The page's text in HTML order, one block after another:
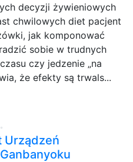
decyzji żywieniowych
chwilowych diet pacjent
jak komponować
sobie w trudnych
czy jedzenie „na
że efekty są trwals...
Urządzeń